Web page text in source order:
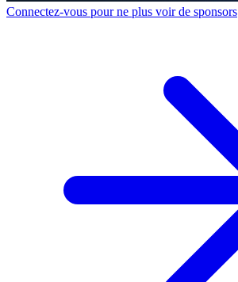
Connectez-vous pour ne plus voir de sponsors